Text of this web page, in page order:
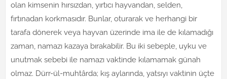
olan kimsenin hırsızdan, yırtıcı hayvandan, selden,
fırtınadan korkmasıdır. Bunlar, oturarak ve herhangi bir
tarafa dönerek veya hayvan üzerinde ima ile de kılamadığı
zaman, namazı kazaya bırakabilir. Bu iki sebeple, uyku ve
unutmak sebebi ile namazı vaktinde kılamamak günah
olmaz. Dürr-ül-muhtârda; kış aylarında, yatsıyı vaktinin üçte